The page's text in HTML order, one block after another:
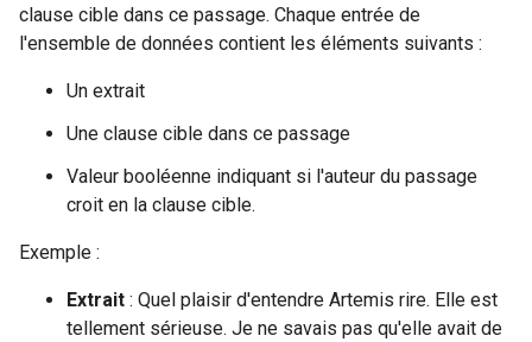
clause cible dans ce passage. Chaque entrée de
l'ensemble de données contient les éléments suivants :
Un extrait
Une clause cible dans ce passage
Valeur booléenne indiquant si l'auteur du passage
croit en la clause cible.
Exemple :
Extrait : Quel plaisir d'entendre Artemis rire. Elle est
tellement sérieuse. Je ne savais pas qu'elle avait de